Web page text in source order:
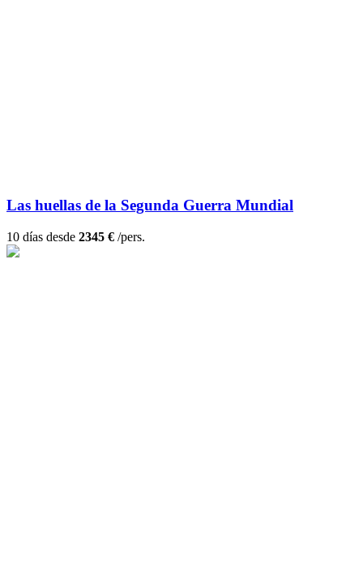
Las huellas de la Segunda Guerra Mundial
10 días desde 2345 € /pers.